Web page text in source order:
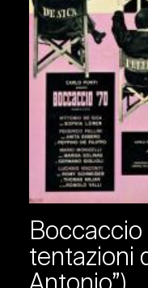
Boccaccio
tentazioni